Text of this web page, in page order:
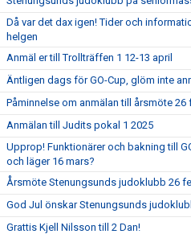
Då var det dax igen! Tider och
helgen
Anmäl er till Trollträffen 1 12-13 april
Äntligen dags för GO-Cup, glöm inte
Påminnelse om anmälan till årsmöte 26
Anmälan till Judits pokal 1 2025
Upprop! Funktionärer och bakning till
och läger 16 mars?
Årsmöte Stenungsunds judoklubb 26
God Jul önskar Stenungsunds
Grattis Kjell Nilsson till 2 Dan!